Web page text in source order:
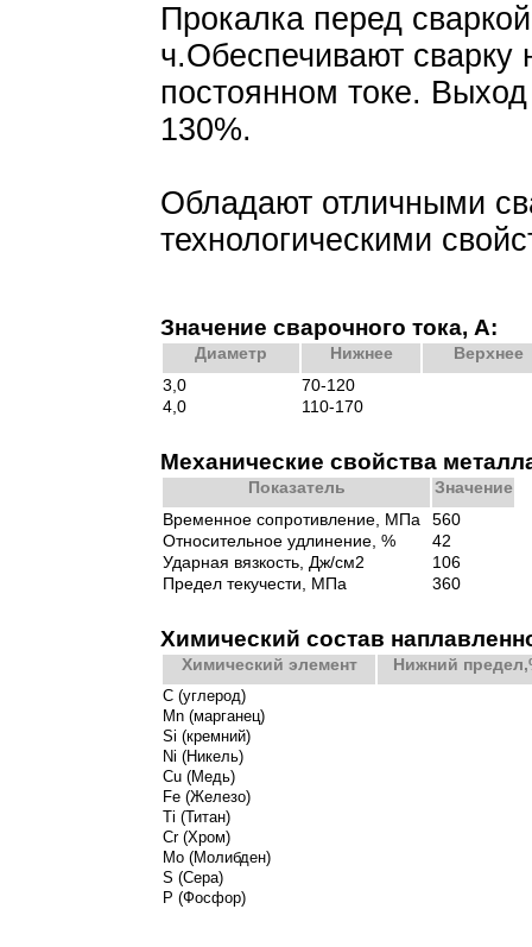
Прокалка перед
ч.Обеспечивают
постоянном токе.
130%.
Обладают отличными
технологическими
Значение сварочного тока, А:
Диаметр Нижнее
Верхнее
3,0
70-120
4,0
110-170
Механические свойства
Показатель
Значение
Временное сопротивление, МПа
560
Относительное удлинение, %
42
Ударная вязкость, Дж/см2
106
Предел текучести, МПа
360
Химический состав
Химический элемент Нижний
С (углерод)
Mn (марганец)
Si (кремний)
Ni (Никель)
Cu (Медь)
Fe (Железо)
Ti (Титан)
Cr (Хром)
Mo (Молибден)
S (Сера)
P (Фосфор)